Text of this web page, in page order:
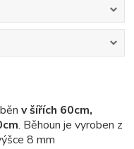
v šířích 60cm,
. Běhoun je vyroben z
8 mm